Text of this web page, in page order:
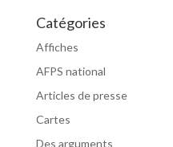
Catégories
Affiches
AFPS national
Articles de presse
Cartes
Des arguments